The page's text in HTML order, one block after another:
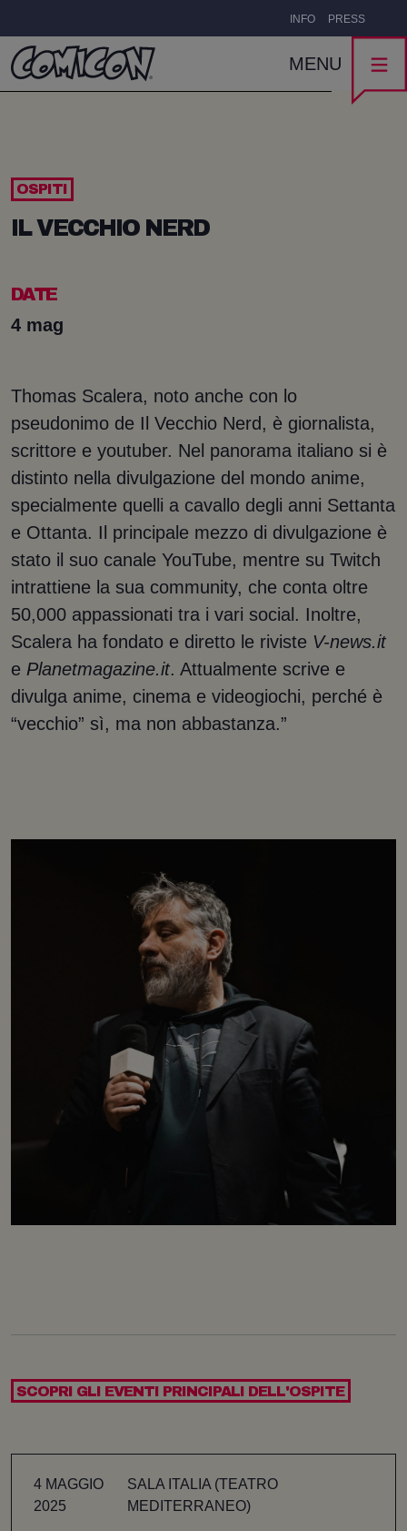
INFO PRESS
MENU
OSPITI
IL VECCHIO NERD
DATE
4 mag
Thomas Scalera, noto anche con lo
pseudonimo de Il Vecchio Nerd, è giornalista,
scrittore e youtuber. Nel panorama italiano si è
distinto nella divulgazione del mondo anime,
specialmente quelli a cavallo degli anni Settanta
e Ottanta. Il principale mezzo di divulgazione è
stato il suo canale YouTube, mentre su Twitch
intrattiene la sua community, che conta oltre
50,000 appassionati tra i vari social. Inoltre,
Scalera ha fondato e diretto le riviste V-news.it
e Planetmagazine.it. Attualmente scrive e
divulga anime, cinema e videogiochi, perché è
“vecchio” sì, ma non abbastanza.”
SCOPRI GLI EVENTI PRINCIPALI DELL'OSPITE
4 MAGGIO
2025
SALA ITALIA (TEATRO
MEDITERRANEO)